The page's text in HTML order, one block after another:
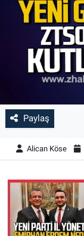
Paylaş
Alican Köse